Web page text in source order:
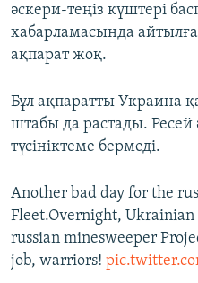
әскери-теңіз күштері
хабарламасында
ақпарат жоқ.
Бұл ақпаратты Украина
штабы да растады.
түсініктеме бермеді.
Another bad day for the
Fleet.Overnight, Ukrainian
russian minesweeper
job, warriors!